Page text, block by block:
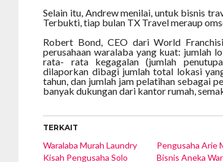
Selain itu, Andrew menilai, untuk bisnis
Terbukti, tiap bulan TX Travel meraup
Robert Bond, CEO dari World
perusahaan waralaba yang kuat: jumlah
rata- rata kegagalan (jumlah
dilaporkan dibagi jumlah total lokasi
tahun, dan jumlah jam pelatihan sebagai
banyak dukungan dari kantor rumah,
TERKAIT
Waralaba Murah Laundry
Kisah Pengusaha Solo
Pengusaha Arie
Bisnis Aneka